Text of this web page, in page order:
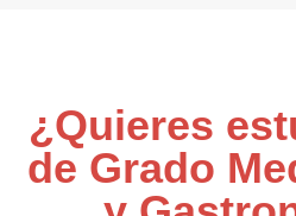
¿Quieres
de Grado